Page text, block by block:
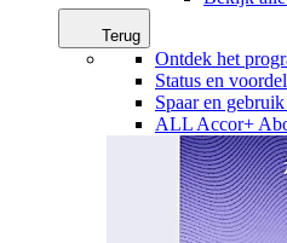
Terug
Ontdek het
Status en
Spaar en
ALL Accor+